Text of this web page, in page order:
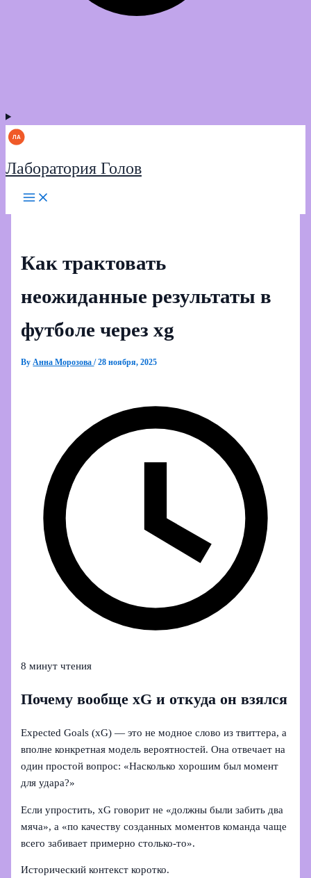
Лаборатория Голов
Как трактовать
неожиданные результаты в
футболе через xg
ByАнна Морозова/28 ноября, 2025
8 минут чтения
Почему вообще xG и откуда он взялся
Expected Goals (xG) — это не модное слово из твиттера, а
вполне конкретная модель вероятностей. Она отвечает на
один простой вопрос: «Насколько хорошим был момент
для удара?»
Если упростить, xG говорит не «должны были забить два
мяча», а «по качеству созданных моментов команда чаще
всего забивает примерно столько-то».
Исторический контекст коротко.